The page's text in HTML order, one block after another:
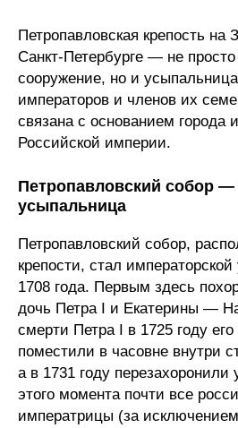
Петропавловская крепость на
Санкт-Петербурге — не
сооружение, но и
императоров и членов их
связана с основанием города
Российской империи.
Петропавловский собор —
усыпальница
Петропавловский собор,
крепости, стал
1708 года. Первым здесь
дочь Петра I и Екатерины —
смерти Петра I в 1725 году
поместили в часовне внутри
а в 1731 году перезахоронили
этого момента почти все
императрицы (за